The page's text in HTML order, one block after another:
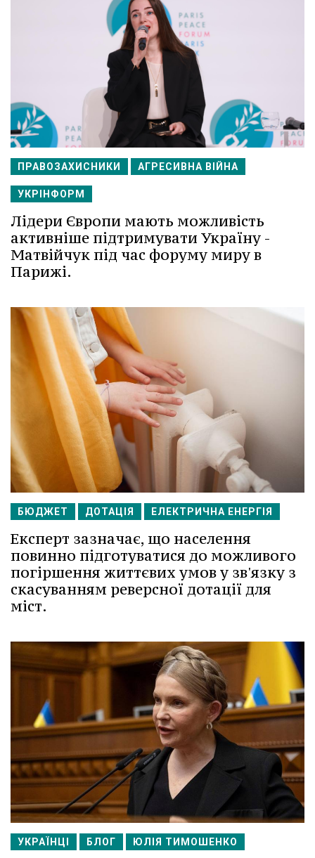
ПРАВОЗАХИСНИКИ АГРЕСИВНА ВІЙНА
УКРІНФОРМ
Лідери Європи мають можливість
активніше підтримувати Україну -
Матвійчук під час форуму миру в
Парижі.
БЮДЖЕТ ДОТАЦІЯ ЕЛЕКТРИЧНА ЕНЕРГІЯ
Експерт зазначає, що населення
повинно підготуватися до можливого
погіршення життєвих умов у зв'язку з
скасуванням реверсної дотації для
міст.
УКРАЇНЦІ БЛОГ ЮЛІЯ ТИМОШЕНКО